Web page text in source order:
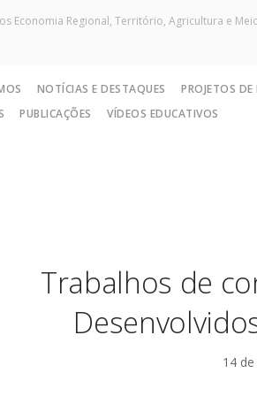
Economia Regional, Território, Agricultura e
NOTÍCIAS E DESTAQUES PROJETOS
PUBLICAÇÕES
VÍDEOS EDUCATIVOS
Trabalhos de
14